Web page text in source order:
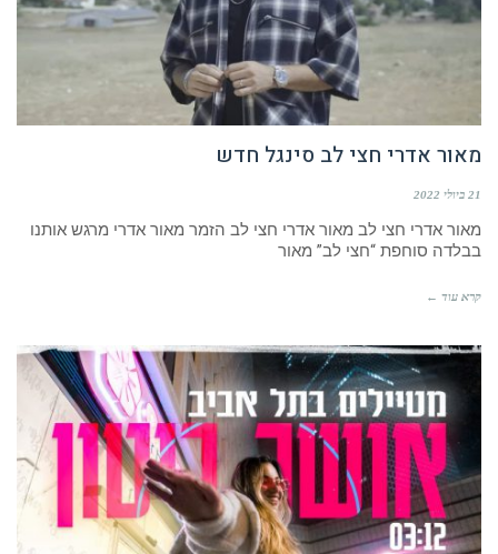
מאור אדרי חצי לב סינגל חדש
21 ביולי 2022
מאור אדרי חצי לב מאור אדרי חצי לב הזמר מאור אדרי מרגש אותנו
בבלדה סוחפת “חצי לב” מאור
קרא עוד ←